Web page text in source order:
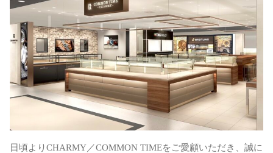
JA EN CH KO
日頃よりCHARMY／COMMON TIMEをご愛顧いただき、誠に